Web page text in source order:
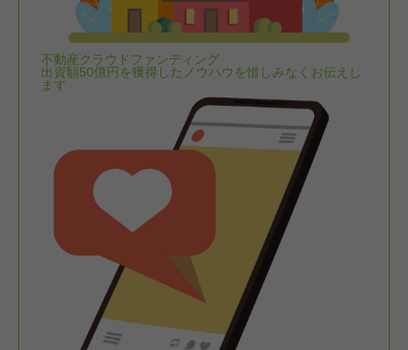
不動産クラウドファンディング
出資額50億円を獲得したノウハウを惜しみなくお伝えし
ます